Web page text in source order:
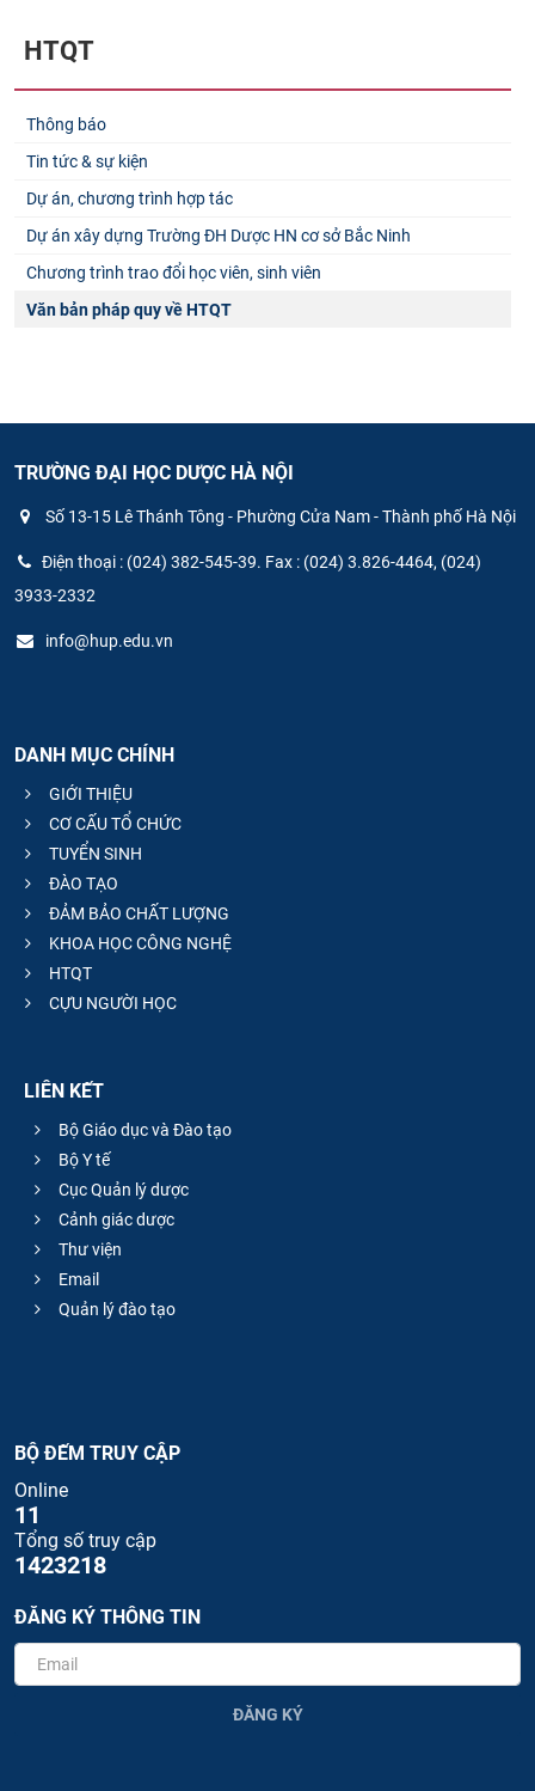
HTQT
Thông báo
Tin tức & sự kiện
Dự án, chương trình hợp tác
Dự án xây dựng Trường ĐH Dược HN cơ sở Bắc Ninh
Chương trình trao đổi học viên, sinh viên
Văn bản pháp quy về HTQT
TRƯỜNG ĐẠI HỌC DƯỢC HÀ NỘI
Số 13-15 Lê Thánh Tông - Phường Cửa Nam - Thành phố Hà Nội
Điện thoại : (024) 382-545-39. Fax : (024) 3.826-4464, (024)
3933-2332
info@hup.edu.vn
DANH MỤC CHÍNH
GIỚI THIỆU
CƠ CẤU TỔ CHỨC
TUYỂN SINH
ĐÀO TẠO
ĐẢM BẢO CHẤT LƯỢNG
KHOA HỌC CÔNG NGHỆ
HTQT
CỰU NGƯỜI HỌC
LIÊN KẾT
Bộ Giáo dục và Đào tạo
Bộ Y tế
Cục Quản lý dược
Cảnh giác dược
Thư viện
Email
Quản lý đào tạo
BỘ ĐẾM TRUY CẬP
Online
11
Tổng số truy cập
1423218
ĐĂNG KÝ THÔNG TIN
ĐĂNG KÝ